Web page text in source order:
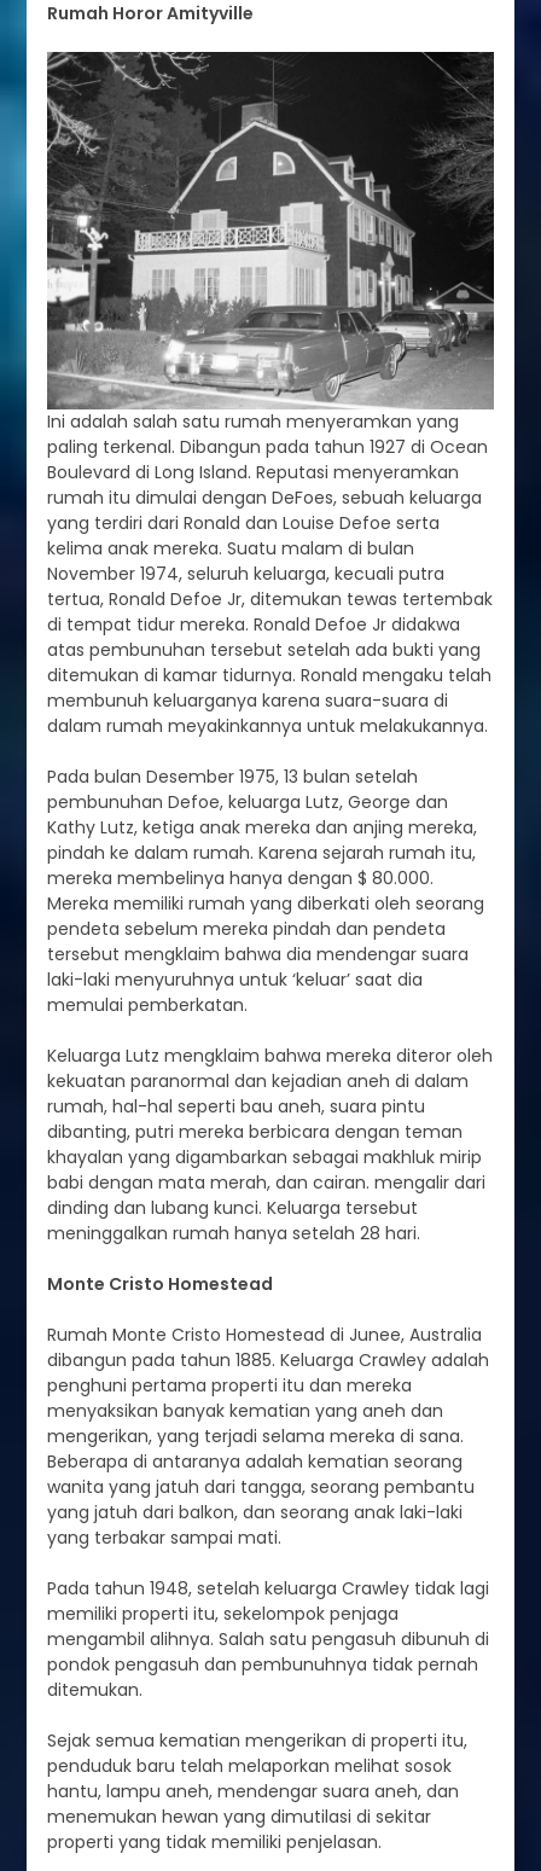
Rumah Horor Amityville
Ini adalah salah satu rumah menyeramkan yang
paling terkenal. Dibangun pada tahun 1927 di Ocean
Boulevard di Long Island. Reputasi menyeramkan
rumah itu dimulai dengan DeFoes, sebuah keluarga
yang terdiri dari Ronald dan Louise Defoe serta
kelima anak mereka. Suatu malam di bulan
November 1974, seluruh keluarga, kecuali putra
tertua, Ronald Defoe Jr, ditemukan tewas tertembak
di tempat tidur mereka. Ronald Defoe Jr didakwa
atas pembunuhan tersebut setelah ada bukti yang
ditemukan di kamar tidurnya. Ronald mengaku telah
membunuh keluarganya karena suara-suara di
dalam rumah meyakinkannya untuk melakukannya.
Pada bulan Desember 1975, 13 bulan setelah
pembunuhan Defoe, keluarga Lutz, George dan
Kathy Lutz, ketiga anak mereka dan anjing mereka,
pindah ke dalam rumah. Karena sejarah rumah itu,
mereka membelinya hanya dengan $ 80.000.
Mereka memiliki rumah yang diberkati oleh seorang
pendeta sebelum mereka pindah dan pendeta
tersebut mengklaim bahwa dia mendengar suara
laki-laki menyuruhnya untuk ‘keluar’ saat dia
memulai pemberkatan.
Keluarga Lutz mengklaim bahwa mereka diteror oleh
kekuatan paranormal dan kejadian aneh di dalam
rumah, hal-hal seperti bau aneh, suara pintu
dibanting, putri mereka berbicara dengan teman
khayalan yang digambarkan sebagai makhluk mirip
babi dengan mata merah, dan cairan. mengalir dari
dinding dan lubang kunci. Keluarga tersebut
meninggalkan rumah hanya setelah 28 hari.
Monte Cristo Homestead
Rumah Monte Cristo Homestead di Junee, Australia
dibangun pada tahun 1885. Keluarga Crawley adalah
penghuni pertama properti itu dan mereka
menyaksikan banyak kematian yang aneh dan
mengerikan, yang terjadi selama mereka di sana.
Beberapa di antaranya adalah kematian seorang
wanita yang jatuh dari tangga, seorang pembantu
yang jatuh dari balkon, dan seorang anak laki-laki
yang terbakar sampai mati.
Pada tahun 1948, setelah keluarga Crawley tidak lagi
memiliki properti itu, sekelompok penjaga
mengambil alihnya. Salah satu pengasuh dibunuh di
pondok pengasuh dan pembunuhnya tidak pernah
ditemukan.
Sejak semua kematian mengerikan di properti itu,
penduduk baru telah melaporkan melihat sosok
hantu, lampu aneh, mendengar suara aneh, dan
menemukan hewan yang dimutilasi di sekitar
properti yang tidak memiliki penjelasan.